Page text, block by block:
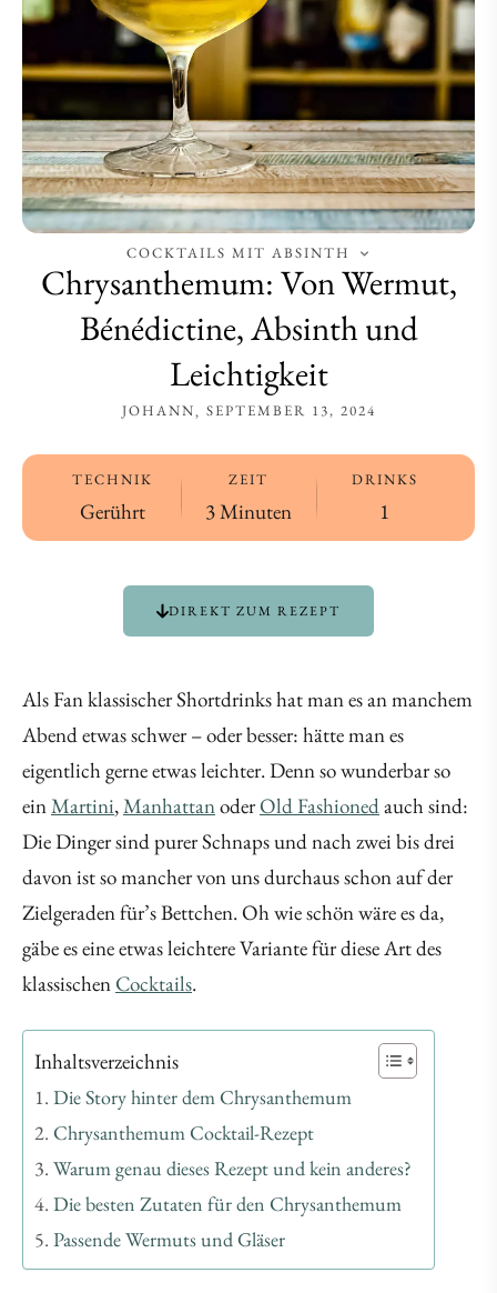
COCKTAILS MIT ABSINTH
Chrysanthemum: Von Wermut,
Bénédictine, Absinth und
Leichtigkeit
JOHANN SEPTEMBER 13, 2024
TECHNIK
Gerührt
ZEIT
3 Minuten
DRINKS
1
DIREKT ZUM REZEPT
Als Fan klassischer Shortdrinks hat man es an manchem
Abend etwas schwer – oder besser: hätte man es
eigentlich gerne etwas leichter. Denn so wunderbar so
einMartini,ManhattanoderOld Fashionedauch sind:
Die Dinger sind purer Schnaps und nach zwei bis drei
davon ist so mancher von uns durchaus schon auf der
Zielgeraden für’s Bettchen. Oh wie schön wäre es da,
gäbe es eine etwas leichtere Variante für diese Art des
klassischen Cocktails.
Inhaltsverzeichnis
Die Story hinter dem Chrysanthemum
Chrysanthemum Cocktail-Rezept
Warum genau dieses Rezept und kein anderes?
Die besten Zutaten für den Chrysanthemum
Passende Wermuts und Gläser